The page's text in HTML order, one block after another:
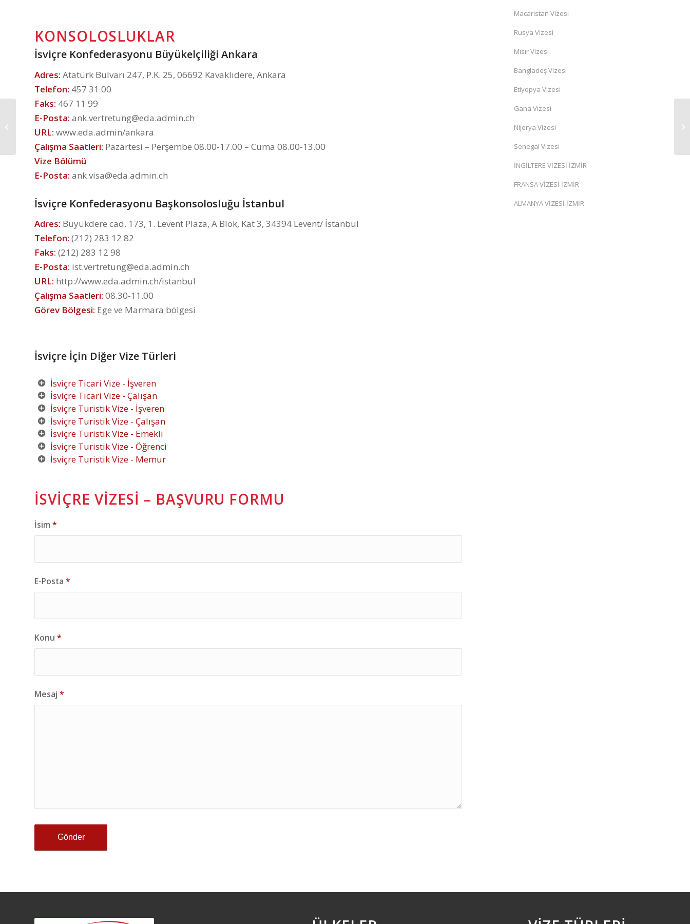
KONSOLOSLUKLAR
İsviçre Konfederasyonu Büyükelçiliği Ankara
Adres: Atatürk Bulvarı 247, P.K. 25, 06692 Kavaklıdere, Ankara
Telefon: 457 31 00
Faks: 467 11 99
E-Posta: ank.vertretung@eda.admin.ch
URL: www.eda.admin/ankara
Çalışma Saatleri: Pazartesi – Perşembe 08.00-17.00 – Cuma 08.00-13.00
Vize Bölümü
E-Posta: ank.visa@eda.admin.ch
İsviçre Konfederasyonu Başkonsolosluğu İstanbul
Adres: Büyükdere cad. 173, 1. Levent Plaza, A Blok, Kat 3, 34394 Levent/ İstanbul
Telefon: (212) 283 12 82
Faks: (212) 283 12 98
E-Posta: ist.vertretung@eda.admin.ch
URL: http://www.eda.admin.ch/istanbul
Çalışma Saatleri: 08.30-11.00
Görev Bölgesi: Ege ve Marmara bölgesi
İsviçre İçin Diğer Vize Türleri
İsviçre Ticari Vize - İşveren
İsviçre Ticari Vize - Çalışan
İsviçre Turistik Vize - İşveren
İsviçre Turistik Vize - Çalışan
İsviçre Turistik Vize - Emekli
İsviçre Turistik Vize - Öğrenci
İsviçre Turistik Vize - Memur
İSVIÇRE VIZESI – BAŞVURU FORMU
İsim*
E-Posta *
Konu *
Mesaj *
Macaristan Vizesi
Rusya Vizesi
Mısır Vizesi
Bangladeş Vizesi
Etiyopya Vizesi
Gana Vizesi
Nijerya Vizesi
Senegal Vizesi
İNGİLTERE VİZESİ İZMİR
FRANSA VİZESİ İZMİR
ALMANYA VİZESİ İZMİR
İsviçre Turistik Vize –
Memur